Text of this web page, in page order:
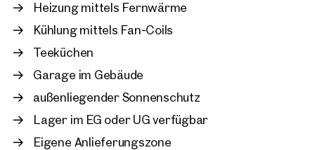
Heizung mittels Fernwärme
Kühlung mittels Fan-Coils
Teeküchen
Garage im Gebäude
außenliegender Sonnenschutz
Lager im EG oder UG verfügbar
Eigene Anlieferungszone